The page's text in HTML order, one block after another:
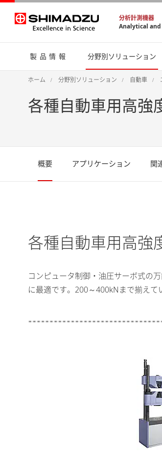
分析計測機器
Analytical
製品情報 分野別ソリューション
ホーム 分野別ソリューション 自動車
各種自動車用高強
概要 アプリケーション 関
各種自動車用高強
コンピュータ制御・油圧サーボ式の
に最適です。200～400kNまで揃えて